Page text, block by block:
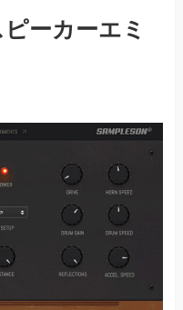
ーカーエミ